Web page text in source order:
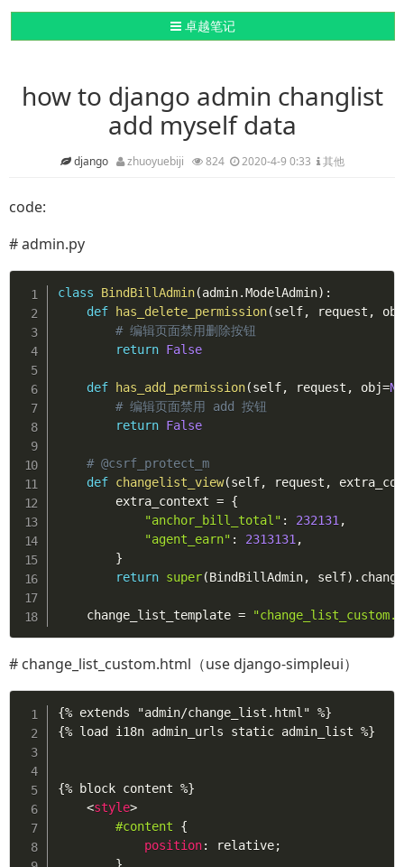
导航切换
卓越笔记
how to django admin changlist
add myself data
django zhuoyuebiji 824 2020-4-9 0:33 其他
code:
# admin.py
class BindBillAdmin(admin.ModelAdmin) :
def
has_delete_permission(self, request ,
obj
# 编辑页面禁用删除按钮
return False
def has_add_permission(self, request , obj=
# 编辑页面禁用 add 按钮
return False
# @csrf_protect_m
def changelist_view(self, request ,
        extra_context
= {
"anchor_bill_total" : 232131 ,
"agent_earn" : 2313131 ,
}
return super(BindBillAdmin, self) .
    change_list_template
=
# change_list_custom.html（use django-simpleui）
{% extends "admin/change_list.html" %}
{% load i18n admin_urls static admin_list %}
{% block content %}
<style>
#content
{
position: relative;